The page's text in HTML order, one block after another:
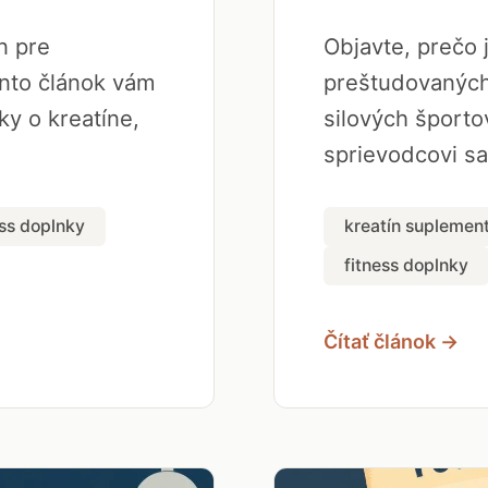
pre
článok vám
o kreatíne,
doplnky
Objavte, prečo
silových
sprievodcovi
kreatín
fitness doplnky
Čítať článok →